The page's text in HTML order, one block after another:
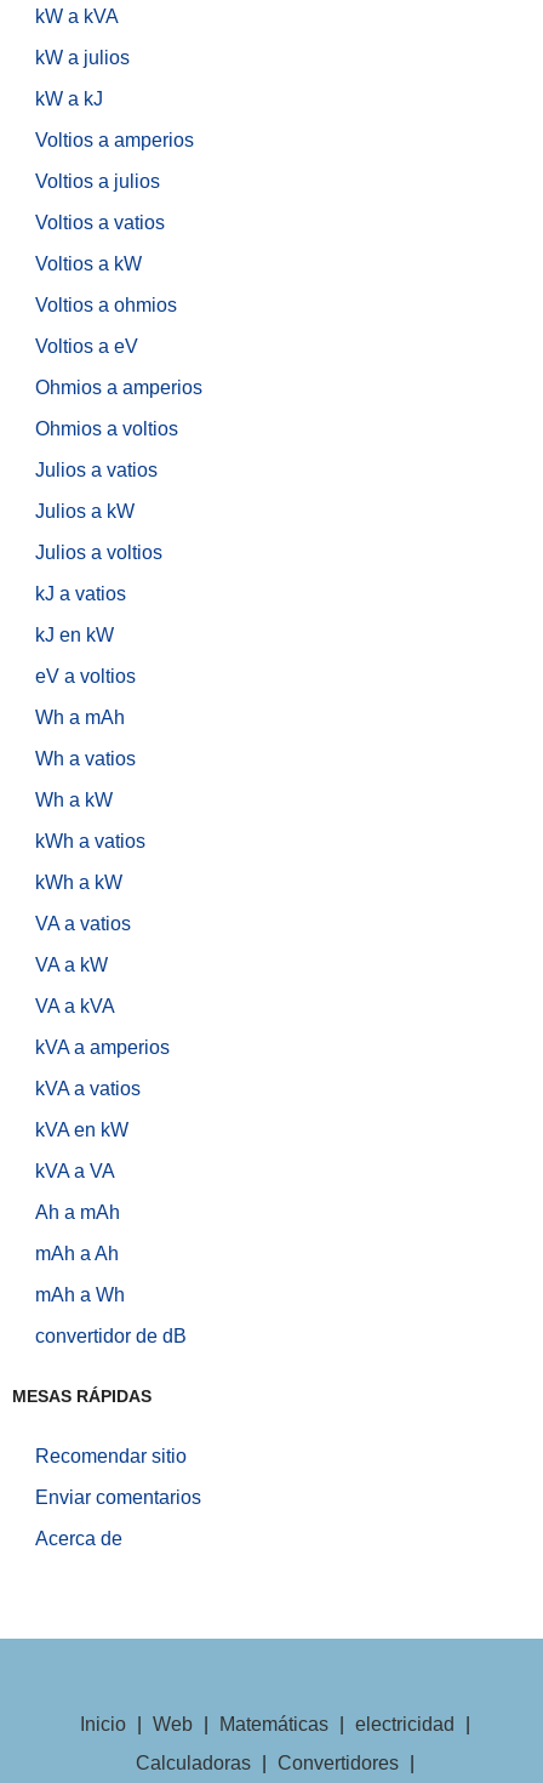
kW a kVA
kW a julios
kW a kJ
Voltios a amperios
Voltios a julios
Voltios a vatios
Voltios a kW
Voltios a ohmios
Voltios a eV
Ohmios a amperios
Ohmios a voltios
Julios a vatios
Julios a kW
Julios a voltios
kJ a vatios
kJ en kW
eV a voltios
Wh a mAh
Wh a vatios
Wh a kW
kWh a vatios
kWh a kW
VA a vatios
VA a kW
VA a kVA
kVA a amperios
kVA a vatios
kVA en kW
kVA a VA
Ah a mAh
mAh a Ah
mAh a Wh
convertidor de dB
MESAS RÁPIDAS
Recomendar sitio
Enviar comentarios
Acerca de
Inicio Web Matemáticas electricidad
Calculadoras
Convertidores